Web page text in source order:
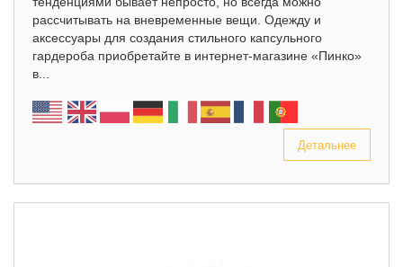
рассчитывать на вневременные вещи. Одежду и
аксессуары для создания стильного капсульного
гардероба приобретайте в интернет-магазине «Пинко»
в...
Детальнее